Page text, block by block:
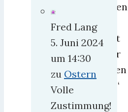
Wagen
bald
nicht
mehr
fahren
darf,“
sagt
Fred Lang
5. Juni 2024
um 14:30
zu Ostern
Volle
Zustimmung!